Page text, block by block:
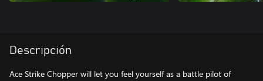
Descripción
Ace Strike Chopper will let you feel yourself as a battle pilot of